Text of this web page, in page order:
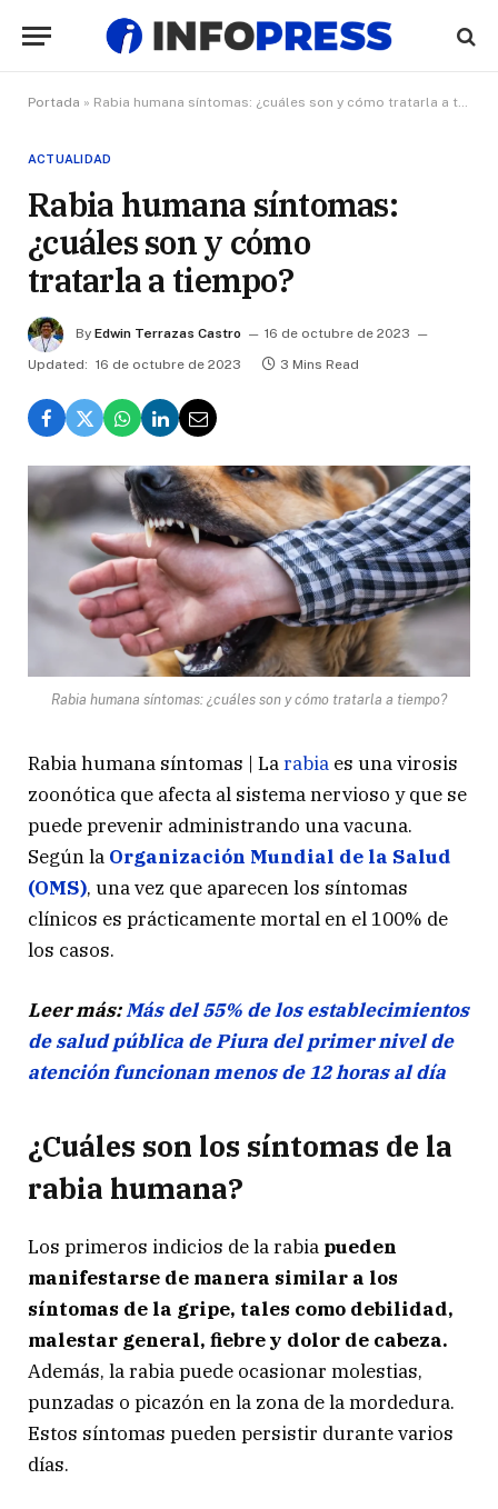
Portada » Rabia humana síntomas: ¿cuáles son y cómo tratarla a tiempo?
ACTUALIDAD
Rabia humana síntomas:
¿cuáles son y cómo
tratarla a tiempo?
By Edwin Terrazas Castro
16 de octubre de 2023
Updated: 16 de octubre de 2023 3 Mins Read
Rabia humana síntomas: ¿cuáles son y cómo tratarla a tiempo?
Rabia humana síntomas | Larabia es una virosis
zoonótica que afecta al sistema nervioso y que se
puede prevenir administrando una vacuna.
Según la Organización Mundial de la Salud
(OMS), una vez que aparecen los síntomas
clínicos es prácticamente mortal en el 100% de
los casos.
Leer más:Más del 55% de los establecimientos
de salud pública de Piura del primer nivel de
atención funcionan menos de 12 horas al día
¿Cuáles son los síntomas de la
rabia humana?
Los primeros indicios de la rabia pueden
manifestarse de manera similar a los
síntomas de la gripe, tales como debilidad,
malestar general, fiebre y dolor de cabeza.
Además, la rabia puede ocasionar molestias,
punzadas o picazón en la zona de la mordedura.
Estos síntomas pueden persistir durante varios
días.